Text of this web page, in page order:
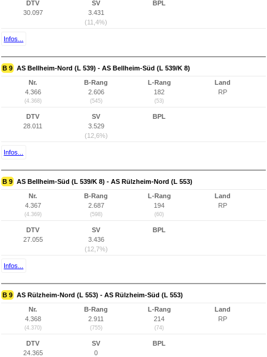
DTV
30.097
SV
3.431
(11,4%)
BPL
Infos...
B 9 AS Bellheim-Nord (L 539) - AS Bellheim-Süd (L 539/K 8)
Nr.
4.366
(4.368)
B-Rang
2.606
(545)
L-Rang
182
(53)
Land
RP
DTV
28.011
SV
3.529
(12,6%)
BPL
Infos...
B 9 AS Bellheim-Süd (L 539/K 8) - AS Rülzheim-Nord (L 553)
Nr.
4.367
(4.369)
B-Rang
2.687
(598)
L-Rang
194
(60)
Land
RP
DTV
27.055
SV
3.436
(12,7%)
BPL
Infos...
B 9 AS Rülzheim-Nord (L 553) - AS Rülzheim-Süd (L 553)
Nr.
4.368
(4.370)
B-Rang
2.911
(755)
L-Rang
214
(74)
Land
RP
DTV
24.365
SV
0
BPL